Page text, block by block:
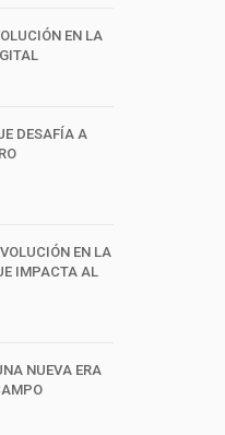
EN LA
DESAFÍA A
EN LA
IMPACTA AL
NUEVA ERA